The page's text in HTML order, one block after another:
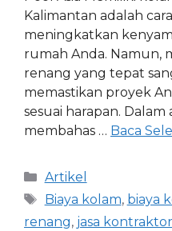
Kalimantan adalah
meningkatkan
rumah Anda. Namun,
renang yang tepat
memastikan proyek
sesuai harapan.
membahas … Baca
Artikel
Biaya kolam, biaya
renang, jasa